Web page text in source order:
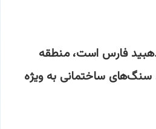
فارس است، منطقه
سنگ‌های ساختمانی به ویژه